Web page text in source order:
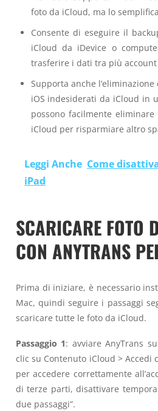
foto da iCloud, ma lo
Consente di eseguire il
iCloud da iDevice o
trasferire i dati tra più account
Supporta anche
iOS indesiderati da iCloud in
possono facilmente
iCloud per risparmiare altro
Leggi Anche Come
iPad
SCARICARE FOTO
CON ANYTRANS
Prima di iniziare, è necessario
Mac, quindi seguire i passaggi
scaricare tutte le foto da iCloud.
Passaggio 1: avviare AnyTrans
clic su Contenuto iCloud > Accedi
per accedere correttamente
di terze parti, disattivare
due passaggi”.